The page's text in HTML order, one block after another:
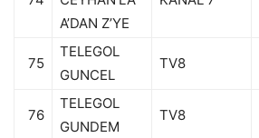
A’DAN Z’YE
75
TELEGOL
GUNCEL
TV8
76
TELEGOL
GUNDEM
TV8